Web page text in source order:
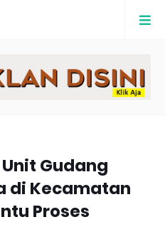
Gudang
di Kecamatan
Proses